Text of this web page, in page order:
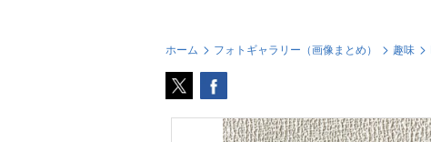
ホーム フォトギャラリー（画像まとめ） 趣味